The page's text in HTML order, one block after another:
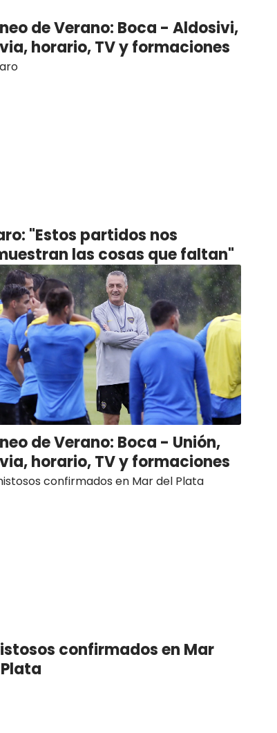
de Verano: Boca - Aldosivi,
horario, TV y formaciones
"Estos partidos nos
las cosas que faltan"
de Verano: Boca - Unión,
horario, TV y formaciones
confirmados en Mar